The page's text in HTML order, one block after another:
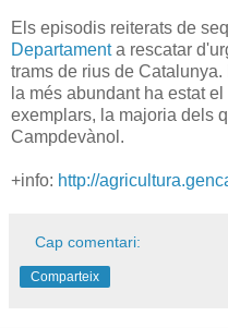
Els episodis reiterats de
Departamenta rescatar
trams de rius de
la més abundant ha estat
exemplars, la majoria dels
Campdevànol.
+info: http://
Cap comentari:
Comparteix